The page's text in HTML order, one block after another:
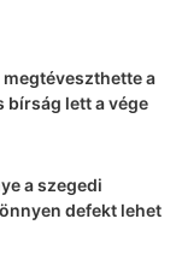
a
bírság lett a vége
a szegedi
defekt lehet